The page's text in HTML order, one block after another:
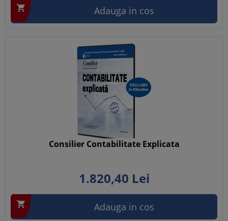
 Adauga in cos
Consilier Contabilitate Explicata
1.820,40 Lei
 Adauga in cos